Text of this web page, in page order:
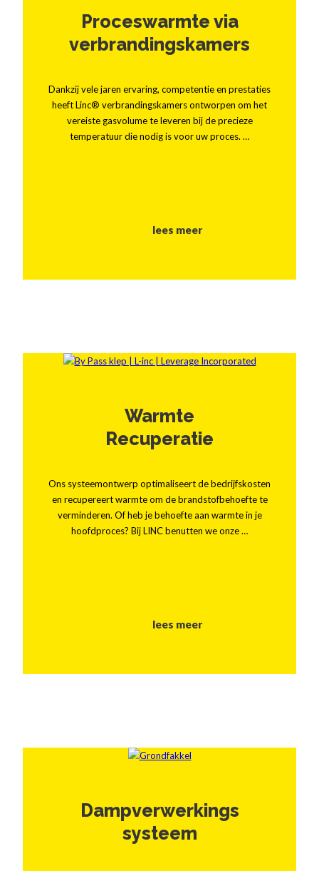
Proceswarmte via
verbrandingskamers
Dankzij vele jaren ervaring, competentie en prestaties
heeft Linc® verbrandingskamers ontworpen om het
vereiste gasvolume te leveren bij de precieze
temperatuur die nodig is voor uw proces. …
lees meer
Warmte
Recuperatie
Ons systeemontwerp optimaliseert de bedrijfskosten
en recupereert warmte om de brandstofbehoefte te
verminderen. Of heb je behoefte aan warmte in je
hoofdproces? Bij LINC benutten we onze …
lees meer
Dampverwerkings
systeem